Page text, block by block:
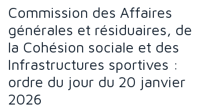
Commission des Affaires
générales et résiduaires, de
la Cohésion sociale et des
Infrastructures sportives :
ordre du jour du 20 janvier
2026